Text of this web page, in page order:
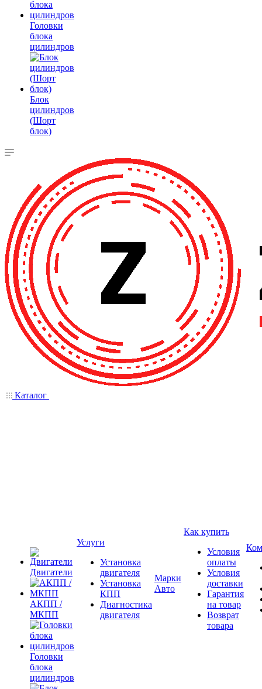
Головки
блока
цилиндров
Блок
цилиндров
(Шорт
блок)
Каталог
Двигатели
АКПП /
МКПП
Головки
блока
цилиндров
Услуги
Установка
двигателя
Установка
КПП
Диагностика
двигателя
Марки
Авто
Как купить
Условия
оплаты
Условия
доставки
Гарантия
на товар
Возврат
товара